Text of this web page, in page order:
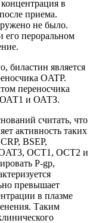
в
приема.
не было.
его пероральном
биластин является
OATP.
переносчика
ОАТ1 и ОАТЗ.
считать, что
активность таких
BSEP,
OCT1, OCT2 и
P-gp,
превышает
в плазме
Таким